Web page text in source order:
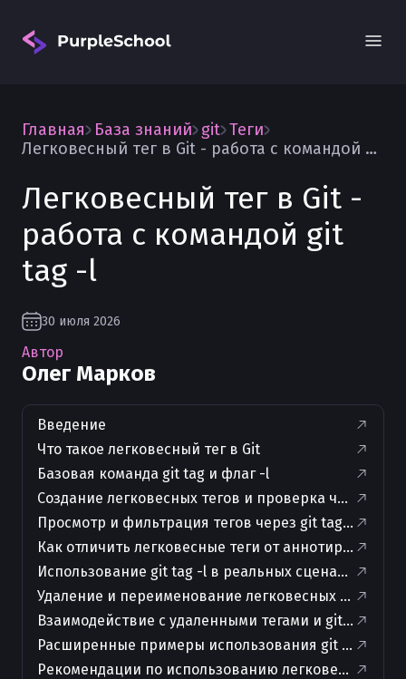
Вход
Главная База знаний git Теги
Легковесный тег в Git - работа с командой git tag -l
Легковесный тег в Git -
работа с командой git
tag -l
30 июля 2026
Автор
Олег Марков
Введение
Что такое легковесный тег в Git
Базовая команда git tag и флаг -l
Создание легковесных тегов и проверка через git
Просмотр и фильтрация тегов через git tag -l
Как отличить легковесные теги от аннотированных
Использование git tag -l в реальных сценариях
Удаление и переименование легковесных тегов
Взаимодействие с удаленными тегами и git tag -l
Расширенные примеры использования git tag -l
Рекомендации по использованию легковесных